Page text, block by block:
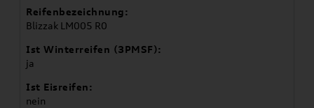
Reifenbezeichnung:
Blizzak LM005 R0
Ist Winterreifen (3PMSF):
ja
Ist Eisreifen:
nein